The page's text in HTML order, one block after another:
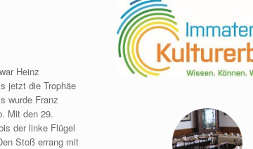
Heinz
jetzt die Trophäe
wurde Franz
Mit den 29.
der linke Flügel
Stoß errang mit